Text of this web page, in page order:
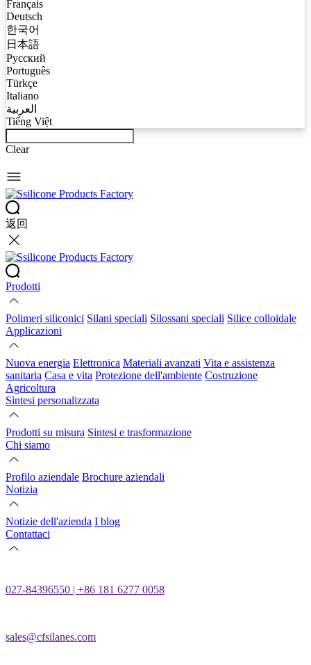
Français
Deutsch
한국어
日本語
Русский
Português
Türkçe
Italiano
العربية
Tiếng Việt
Clear
返回
Prodotti
Polimeri siliconici Silani speciali Silossani speciali Silice colloidale
Applicazioni
Nuova energia Elettronica Materiali avanzati Vita e assistenza
sanitaria Casa e vita Protezione dell'ambiente Costruzione
Agricoltura
Sintesi personalizzata
Prodotti su misura Sintesi e trasformazione
Chi siamo
Profilo aziendale Brochure aziendali
Notizia
Notizie dell'azienda I blog
Contattaci
027-84396550 | +86 181 6277 0058
sales@cfsilanes.com